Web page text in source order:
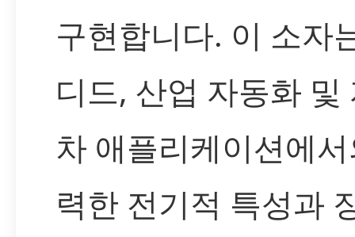
구현합니다. 이 소자
디드, 산업 자동화 및
차 애플리케이션에
력한 전기적 특성과